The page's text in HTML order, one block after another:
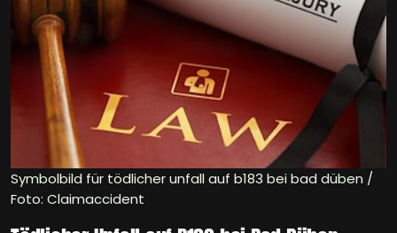
Symbolbild für tödlicher unfall auf b183 bei bad düben /
Foto: Claimaccident